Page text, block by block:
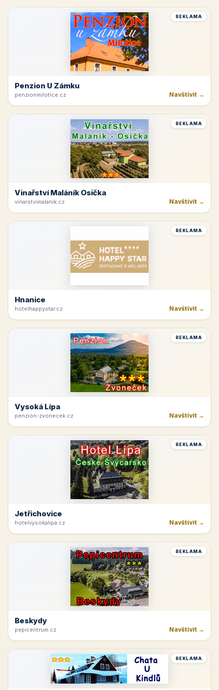
REKLAMA
Penzion U Zámku
penzionmilotice.cz Navštívit →
REKLAMA
Vinařství Maláník Osička
vinarstvimalanik.cz Navštívit →
REKLAMA
Hnanice
hotelhappystar.cz Navštívit →
REKLAMA
Vysoká Lípa
penzion-zvonecek.cz Navštívit →
REKLAMA
Jetřichovice
hotelvysokalipa.cz Navštívit →
REKLAMA
Beskydy
pepicentrum.cz Navštívit →
REKLAMA